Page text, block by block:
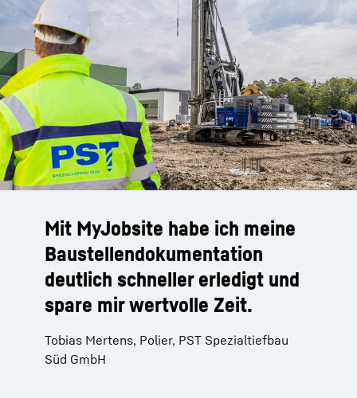
Mit MyJobsite habe ich meine
Baustellendokumentation
deutlich schneller erledigt und
spare mir wertvolle Zeit.
Tobias Mertens, Polier, PST Spezialtiefbau
Süd GmbH